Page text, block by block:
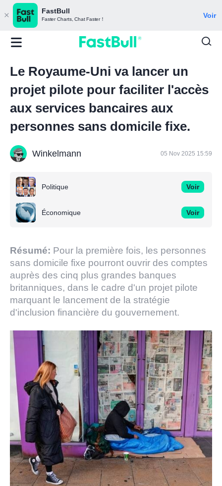
FastBull
Faster Charts, Chat Faster！ Voir
Le Royaume-Uni va lancer un
projet pilote pour faciliter l'accès
aux services bancaires aux
personnes sans domicile fixe.
Winkelmann 05 Nov 2025 15:59
Politique Voir
Économique Voir
Résumé: Pour la première fois, les personnes
sans domicile fixe pourront ouvrir des comptes
auprès des cinq plus grandes banques
britanniques, dans le cadre d'un projet pilote
marquant le lancement de la stratégie
d'inclusion financière du gouvernement.